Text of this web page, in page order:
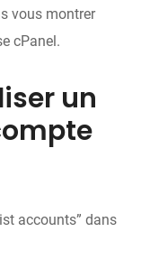
vous montrer
cPanel.
un
accounts” dans